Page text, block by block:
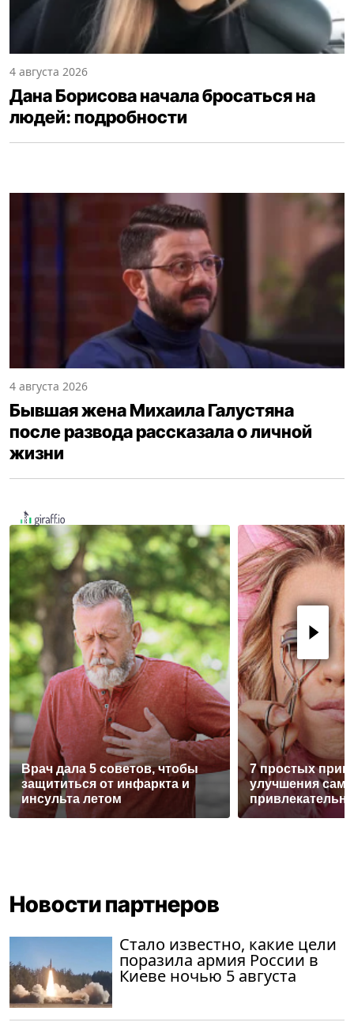
4 августа 2026
Дана Борисова начала бросаться на
людей: подробности
4 августа 2026
Бывшая жена Михаила Галустяна
после развода рассказала о личной
жизни
Врач дала 5 советов, чтобы
защититься от инфаркта и
инсульта летом
7 простых
улучшения
Новости партнеров
Стало известно, какие цели
поразила армия России в
Киеве ночью 5 августа